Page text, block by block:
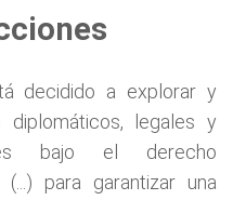
decidido a explorar y
legales y
bajo el derecho
para garantizar una